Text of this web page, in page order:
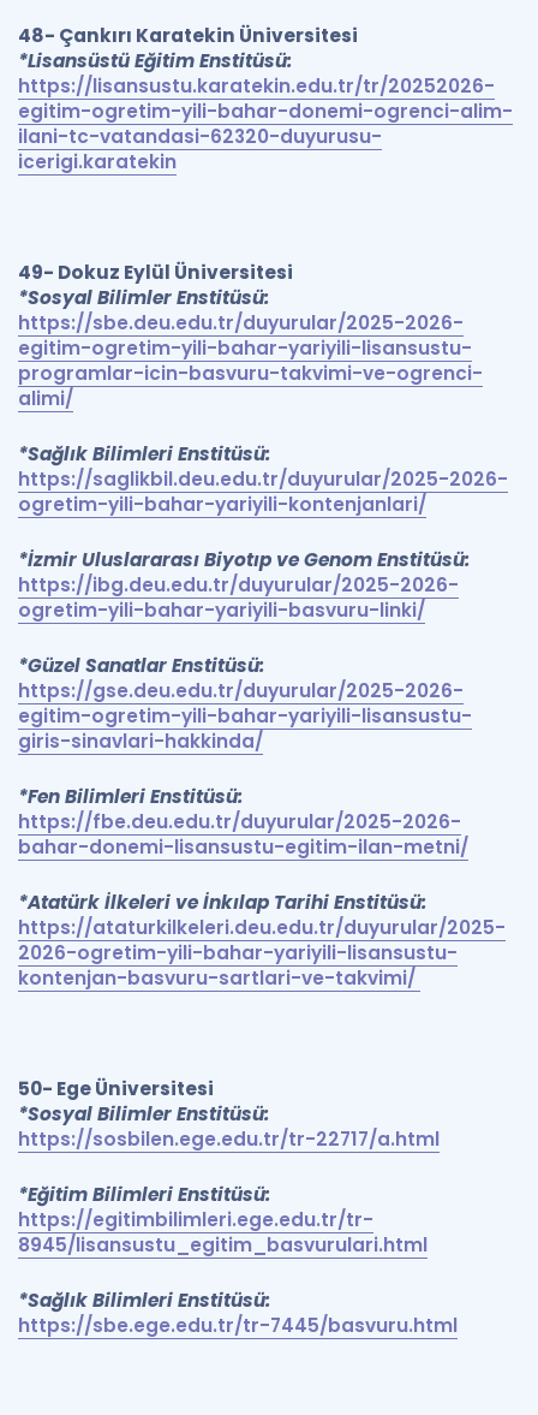
48- Çankırı Karatekin Üniversitesi
*Lisansüstü Eğitim Enstitüsü:
https://lisansustu.karatekin.edu.tr/tr/20252026-
egitim-ogretim-yili-bahar-donemi-ogrenci-alim-
ilani-tc-vatandasi-62320-duyurusu-
icerigi.karatekin
49- Dokuz Eylül Üniversitesi
*Sosyal Bilimler Enstitüsü:
https://sbe.deu.edu.tr/duyurular/2025-2026-
egitim-ogretim-yili-bahar-yariyili-lisansustu-
programlar-icin-basvuru-takvimi-ve-ogrenci-
alimi/
*Sağlık Bilimleri Enstitüsü:
https://saglikbil.deu.edu.tr/duyurular/2025-2026-
ogretim-yili-bahar-yariyili-kontenjanlari/
*İzmir Uluslararası Biyotıp ve Genom Enstitüsü:
https://ibg.deu.edu.tr/duyurular/2025-2026-
ogretim-yili-bahar-yariyili-basvuru-linki/
*Güzel Sanatlar Enstitüsü:
https://gse.deu.edu.tr/duyurular/2025-2026-
egitim-ogretim-yili-bahar-yariyili-lisansustu-
giris-sinavlari-hakkinda/
*Fen Bilimleri Enstitüsü:
https://fbe.deu.edu.tr/duyurular/2025-2026-
bahar-donemi-lisansustu-egitim-ilan-metni/
*Atatürk İlkeleri ve İnkılap Tarihi Enstitüsü:
https://ataturkilkeleri.deu.edu.tr/duyurular/2025-
2026-ogretim-yili-bahar-yariyili-lisansustu-
kontenjan-basvuru-sartlari-ve-takvimi/
50- Ege Üniversitesi
*Sosyal Bilimler Enstitüsü:
https://sosbilen.ege.edu.tr/tr-22717/a.html
*Eğitim Bilimleri Enstitüsü:
https://egitimbilimleri.ege.edu.tr/tr-
8945/lisansustu_egitim_basvurulari.html
*Sağlık Bilimleri Enstitüsü:
https://sbe.ege.edu.tr/tr-7445/basvuru.html